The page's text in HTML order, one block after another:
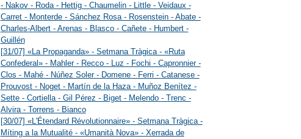
- Nakov - Roda - Hettig - Chaumelin - Little - Veidaux -
Carret - Monterde - Sánchez Rosa - Rosenstein - Abate -
Charles-Albert - Arenas - Blasco - Cañete - Humbert -
Guillén
[31/07] «La Propaganda» - Setmana Tràgica - «Ruta
Confederal» - Mahler - Recco - Luz - Fochi - Capronnier -
Clos - Mahé - Núñez Soler - Domene - Ferri - Catanese -
Prouvost - Noget - Martín de la Haza - Muñoz Benítez -
Sette - Cortiella - Gil Pérez - Biget - Melendo - Trenc -
Alvira - Torrens - Bianco
[30/07] «L'Étendard Révolutionnaire» - Setmana Tràgica -
Míting a la Mutualité - «Umanità Nova» - Xerrada de